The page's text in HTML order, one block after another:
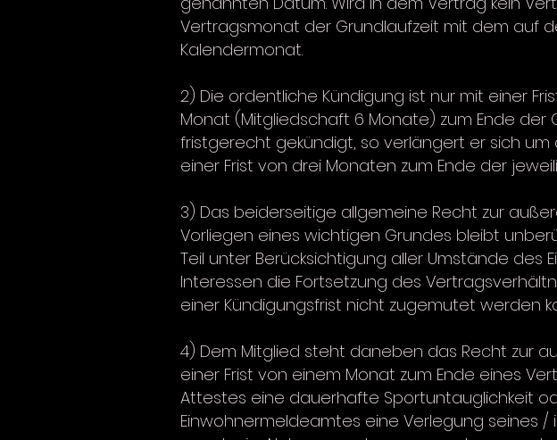
Vertragsmonat der Grundlaufzeit mit dem auf
Kalendermonat.
2) Die ordentliche Kündigung ist nur mit einer
Monat (Mitgliedschaft 6 Monate) zum Ende
fristgerecht gekündigt, so verlängert er sich
einer Frist von drei Monaten zum Ende der
3) Das beiderseitige allgemeine Recht zur
Vorliegen eines wichtigen Grundes bleibt
Teil unter Berücksichtigung aller Umstände
Interessen die Fortsetzung des
einer Kündigungsfrist nicht zugemutet werden
4) Dem Mitglied steht daneben das Recht zur
einer Frist von einem Monat zum Ende eines
Attestes eine dauerhafte Sportuntauglichkeit
Einwohnermeldeamtes eine Verlegung seines